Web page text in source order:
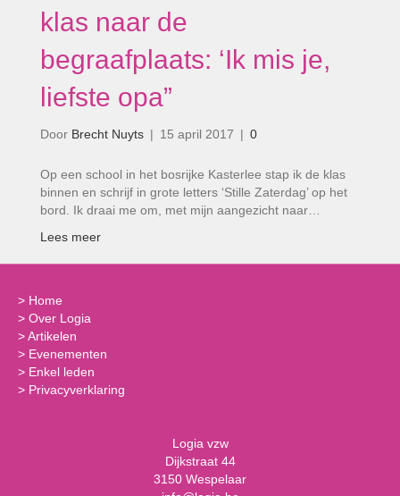
klas naar de
begraafplaats: ‘Ik mis je,
liefste opa”
Door Brecht Nuyts | 15 april 2017 | 0
Op een school in het bosrijke Kasterlee stap ik de klas
binnen en schrijf in grote letters ‘Stille Zaterdag’ op het
bord. Ik draai me om, met mijn aangezicht naar…
Lees meer
> Home
> Over Logia
>Artikelen
> Evenementen
> Enkel leden
> Privacyverklaring
Logia vzw
Dijkstraat 44
3150 Wespelaar